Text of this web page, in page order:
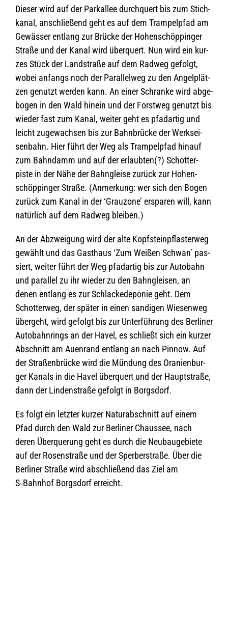
Die­ser wird auf der Park­al­lee durch­quert bis zum Stich­
ka­nal, anschlie­ßend geht es auf dem Tram­pel­pfad am
Gewäs­ser ent­lang zur Brü­cke der Hohen­schöp­pin­ger
Straße und der Kanal wird über­quert. Nun wird ein kur­
zes Stück der Land­straße auf dem Rad­weg gefolgt,
wobei anfangs noch der Par­al­lel­weg zu den Angel­plät­
zen genutzt wer­den kann. An einer Schranke wird abge­
bo­gen in den Wald hin­ein und der Forst­weg genutzt bis
wie­der fast zum Kanal, wei­ter geht es pfad­ar­tig und
leicht zuge­wach­sen bis zur Bahn­brü­cke der Werks­ei­
sen­bahn. Hier führt der Weg als Tram­pel­pfad hin­auf
zum Bahn­damm und auf der erlaub­ten(?) Schot­ter­
piste in der Nähe der Bahn­gleise zurück zur Hohen­
schöp­pin­ger Straße. (Anmer­kung: wer sich den Bogen
zurück zum Kanal in der ‘Grau­zone’ erspa­ren will, kann
natür­lich auf dem Rad­weg bleiben.)
An der Abzwei­gung wird der alte Kopf­stein­pflas­ter­weg
gewählt und das Gast­haus ‘Zum Wei­ßen Schwan’ pas­
siert, wei­ter führt der Weg pfad­ar­tig bis zur Auto­bahn
und par­al­lel zu ihr wie­der zu den Bahn­glei­sen, an
denen ent­lang es zur Schla­cke­de­po­nie geht. Dem
Schot­ter­weg, der spä­ter in einen san­di­gen Wie­sen­weg
über­geht, wird gefolgt bis zur Unter­füh­rung des Ber­li­ner
Auto­bahn­rings an der Havel, es schließt sich ein kur­zer
Abschnitt am Auen­rand ent­lang an nach Pin­now. Auf
der Stra­ßen­brü­cke wird die Mün­dung des Ora­ni­en­bur­
ger Kanals in die Havel über­quert und der Haupt­straße,
dann der Lin­den­straße gefolgt in Borgsdorf.
Es folgt ein letz­ter kur­zer Natur­ab­schnitt auf einem
Pfad durch den Wald zur Ber­li­ner Chaus­see, nach
deren Über­que­rung geht es durch die Neu­bau­ge­biete
auf der Rosen­straße und der Sper­ber­straße. Über die
Ber­li­ner Straße wird abschlie­ßend das Ziel am
S‑Bahnhof Borgs­dorf erreicht.